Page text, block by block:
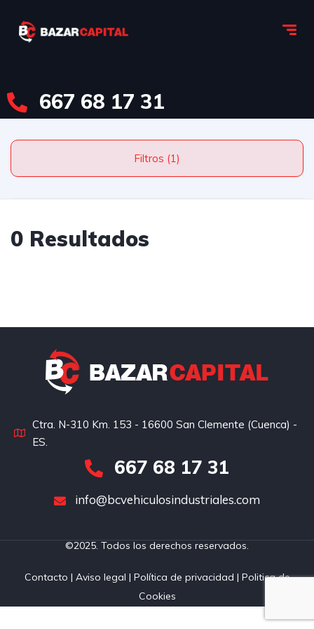
667 68 17 31
Filtros (1)
0 Resultados
Ctra. N-310 Km. 153 - 16600 San Clemente (Cuenca) -
ES.
667 68 17 31
info@bcvehiculosindustriales.com
©2025. Todos los derechos reservados.
Contacto | Aviso legal | Política de privacidad | Politica de
Cookies